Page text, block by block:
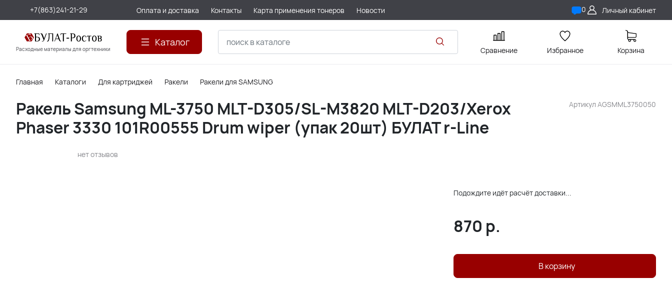
+7(863)241-21-29 Оплата и доставка Контакты Карта применения тонеров Новости 0 Личный кабинет
Расходные материалы для оргтехники
Каталог
Сравнение Избранное Корзина
Главная Каталоги Для картриджей Ракели Ракели для SAMSUNG
Артикул AGSMML3750050
Ракель Samsung ML-3750 MLT-D305/SL-M3820 MLT-D203/Xerox
Phaser 3330 101R00555 Drum wiper (упак 20шт) БУЛАТ r-Line
нет отзывов
Подождите идёт расчёт доставки...
870 р.
В корзину